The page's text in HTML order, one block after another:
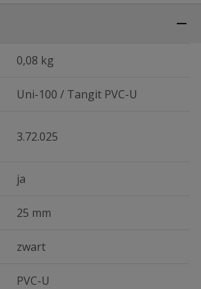
0,08 kg
Uni-100 / Tangit PVC-U
3.72.025
ja
25 mm
zwart
PVC-U